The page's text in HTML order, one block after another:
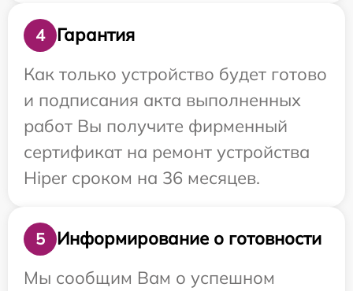
4
Гарантия
Как только устройство будет готово
и подписания акта выполненных
работ Вы получите фирменный
сертификат на ремонт устройства
Hiper сроком на 36 месяцев.
5
Информирование о готовности
Мы сообщим Вам о успешном